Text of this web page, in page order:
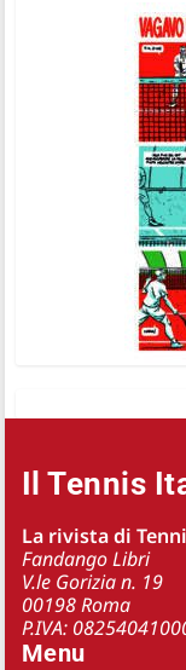
Il Tennis
La rivista di
Fandango Libri
V.le Gorizia n. 19
00198 Roma
P.IVA:
Menu